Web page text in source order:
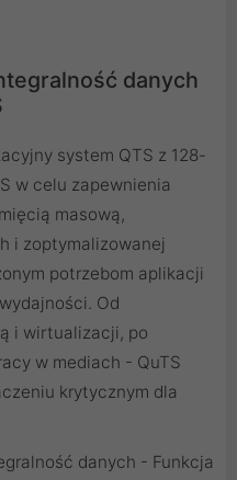
danych
system QTS z 128-
w celu zapewnienia
masową,
i zoptymalizowanej
potrzebom aplikacji
Od
i wirtualizacji, po
w mediach - QuTS
krytycznym dla
danych - Funkcja